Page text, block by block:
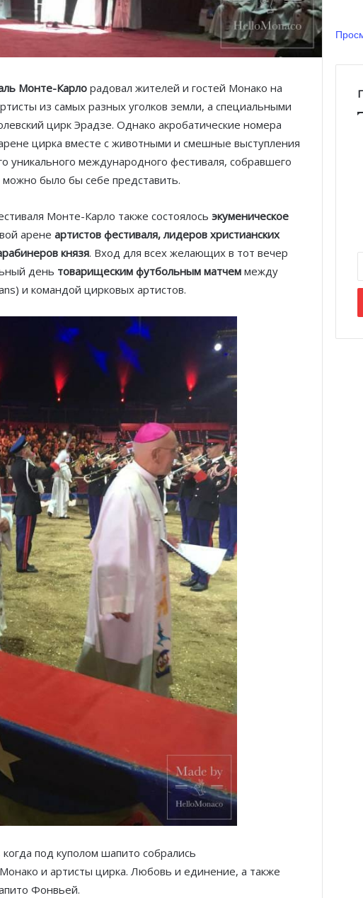
Монте-Карло радовал жителей и гостей Монако на
из самых разных уголков земли, а специальными
цирк Эрадзе. Однако акробатические номера
цирка вместе с животными и смешные выступления
уникального международного фестиваля, собравшего
было бы себе представить.
Монте-Карло также состоялось экуменическое
арене артистов фестиваля, лидеров христианских
князя. Вход для всех желающих в тот вечер
день товарищеским футбольным матчем между
и командой цирковых артистов.
под куполом шапито собрались
и артисты цирка. Любовь и единение, а также
Фонвьей.